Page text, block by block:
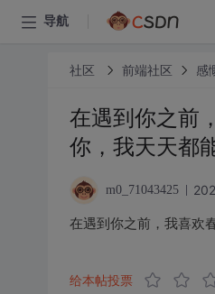
导航
社区 前端社区 感
在遇到你之前
你，我天天都
m0_71043425
在遇到你之前，我喜欢
给本帖投票